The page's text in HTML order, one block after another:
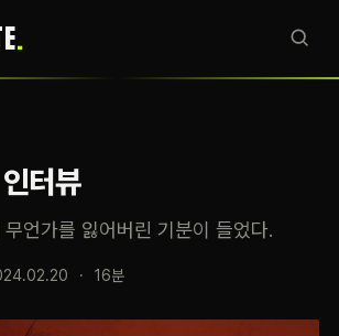
터뷰
언가를 잃어버린 기분이 들었다.
· 16분